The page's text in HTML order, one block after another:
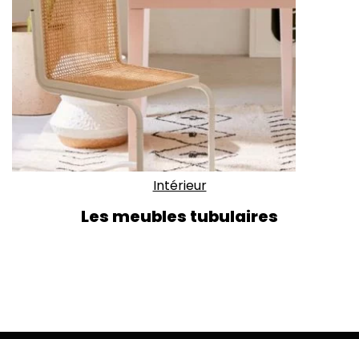
Intérieur
Les meubles tubulaires